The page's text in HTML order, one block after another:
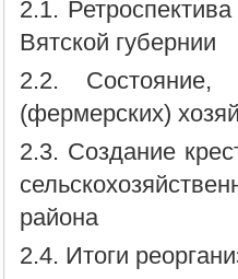
2.1.
Вятской губернии
2.2. Состояние,
(фермерских)
2.3. Создание
района
2.4. Итоги